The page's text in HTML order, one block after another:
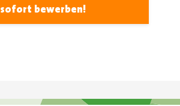
sofort bewerben!